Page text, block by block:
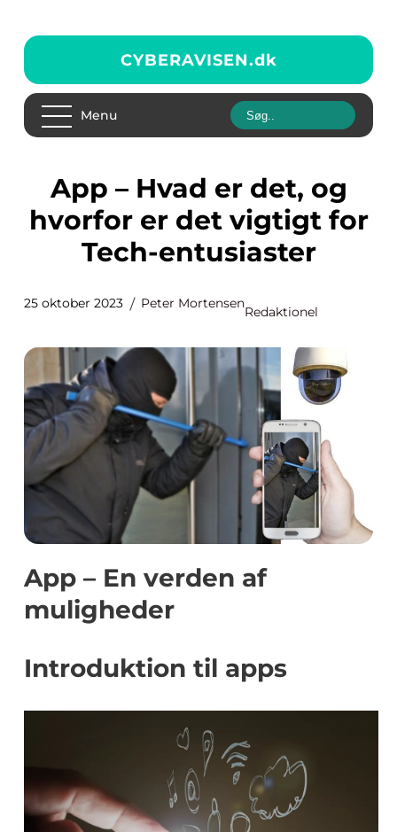
CYBERAVISEN.dk
Menu
App – Hvad er det, og
hvorfor er det vigtigt for
Tech-entusiaster
25 oktober 2023 Peter Mortensen
Redaktionel
App – En verden af
muligheder
Introduktion til apps